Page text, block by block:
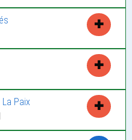
✚
✚
Paix
✚